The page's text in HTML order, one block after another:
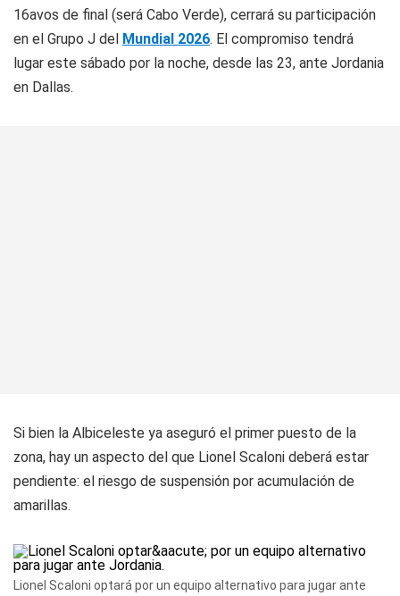
16avos de final (será Cabo Verde), cerrará su participación
en el Grupo J del Mundial 2026. El compromiso tendrá
lugar este sábado por la noche, desde las 23, ante Jordania
en Dallas.
Si bien la Albiceleste ya aseguró el primer puesto de la
zona, hay un aspecto del que Lionel Scaloni deberá estar
pendiente: el riesgo de suspensión por acumulación de
amarillas.
Lionel Scaloni optará por un equipo alternativo para jugar ante